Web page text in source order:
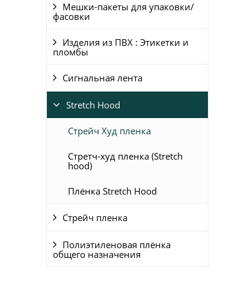
Мешки-пакеты для упаковки/
фасовки
Изделия из ПВХ : Этикетки и
пломбы
Сигнальная лента
Stretch Hood
Стрейч Худ пленка
Стретч-худ пленка (Stretch
hood)
Плёнка Stretch Hood
Стрейч пленка
Полиэтиленовая плёнка
общего назначения